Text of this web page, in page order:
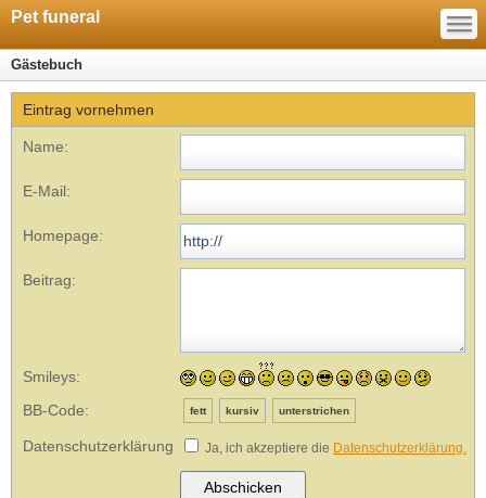
Pet funeral —
—
—
Gästebuch
Eintrag vornehmen
Name:
E-Mail:
Homepage:
Beitrag:
Smileys:
BB-Code:
fett kursiv unterstrichen
Datenschutzerklärung Ja, ich akzeptiere die Datenschutzerklärung.